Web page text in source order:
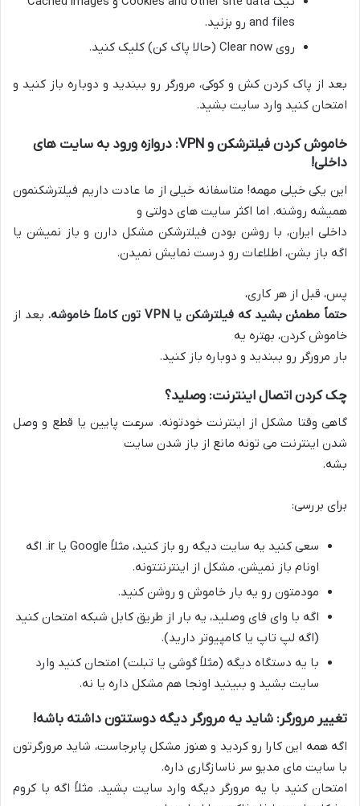
and files رو بزنید.
روی Clear now (حالا پاک کن) کلیک کنید.
بعد از پاک کردن کش و کوکی، مرورگر رو ببندید و دوباره باز کنید و
امتحان کنید وارد سایت بشید.
خاموش کردن فیلترشکن و VPN: دروازه ورود به سایت های
داخلی!
این یکی خیلی مهمه! متاسفانه خیلی از ما عادت داریم فیلترشکنمون
همیشه روشنه. اما اکثر سایت های دولتی و
داخلی ایران، با روشن بودن فیلترشکن مشکل دارن و باز نمیشن یا
اگه باز بشن، اطلاعات رو درست نمایش نمیدن.
پس، قبل از هر کاری،
حتماً مطمئن بشید که فیلترشکن یا VPN تون کاملاً خاموشه.
بعد از
خاموش کردن، بهتره یه
بار مرورگر رو ببندید و دوباره باز کنید.
چک کردن اتصال اینترنت: وصلید؟
گاهی وقتا مشکل از اینترنت خودتونه. سرعت پایین یا قطع و وصل
شدن اینترنت می تونه مانع از باز شدن سایت
بشه.
برای بررسی:
سعی کنید یه سایت دیگه رو باز کنید، مثلاً Google یا ir. اگه
اونام باز نمیشن، مشکل از اینترنتتونه.
مودمتون رو یه بار خاموش و روشن کنید.
اگه با وای فای وصلید، یه بار از طریق کابل شبکه امتحان کنید
(اگه لپ تاپ یا کامپیوتر دارید).
با یه دستگاه دیگه (مثلاً گوشی یا تبلت) امتحان کنید وارد
سایت بشید و ببینید اونجا هم مشکل داره یا نه.
تغییر مرورگر: شاید یه مرورگر دیگه دوستتون داشته باشه!
اگه همه این کارا رو کردید و هنوز مشکل پابرجاست، شاید مرورگرتون
با سایت مای مدیو سر ناسازگاری داره.
امتحان کنید با یه مرورگر دیگه وارد سایت بشید. مثلاً اگه با کروم